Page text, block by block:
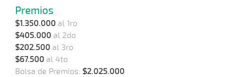
Premios
$1.350.000 al 1ro
$405.000 al 2do
$202.500 al 3ro
$67.500 al 4to
Bolsa de Premios: $2.025.000